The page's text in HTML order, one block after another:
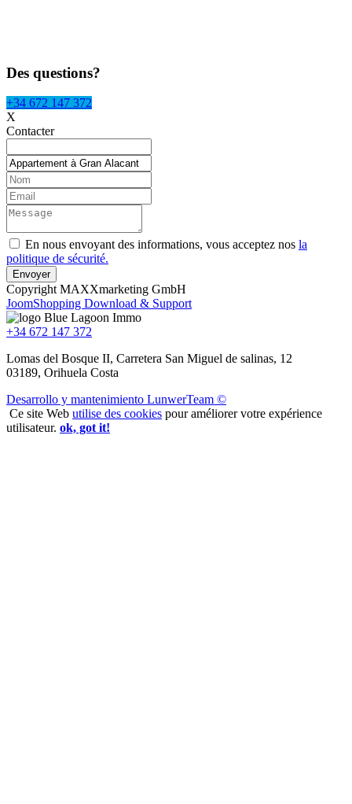
Des questions?
+34 672 147 372
X
Contacter
En nous envoyant des informations, vous acceptez nos la
politique de sécurité.
Copyright MAXXmarketing GmbH
JoomShopping Download & Support
+34 672 147 372
Lomas del Bosque II, Carretera San Miguel de salinas, 12
03189, Orihuela Costa
Desarrollo y mantenimiento LunwerTeam ©
Ce site Web utilise des cookies pour améliorer votre expérience
utilisateur. ok, got it!